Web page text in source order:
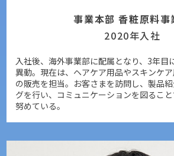
事業本部 香粧原料事
2020年入社
入社後、海外事業部に配属となり、3年目
異動。現在は、ヘアケア用品やスキンケ
の販売を担当。お客さまを訪問し、製品
グを行い、コミュニケーションを図るこ
努めている。